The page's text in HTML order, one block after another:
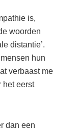
is,
woorden
distantie’.
hun
verbaast me
het eerst
dan een